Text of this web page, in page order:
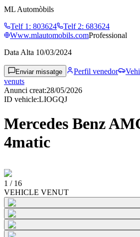
ML Automòbils
Telf 1 : 803624 Telf 2: 683624
Www.mlautomobils.comProfessional
Data Alta 10/03/2024
Enviar missatge Perfil venedor
venuts
Anunci creat:28/05/2026
ID vehicle:LIOGQJ
Mercedes Benz
4matic
1 / 16
VEHICLE VENUT